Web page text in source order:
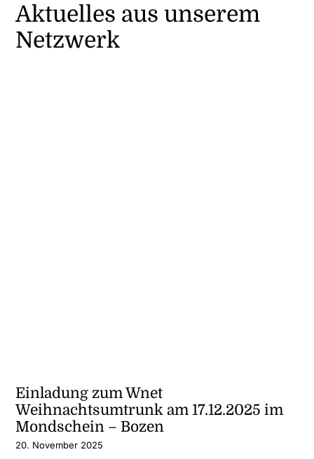
Aktuelles aus unserem
Netzwerk
Einladung zum Wnet
Weihnachtsumtrunk am 17.12.2025 im
Mondschein – Bozen
20. November 2025